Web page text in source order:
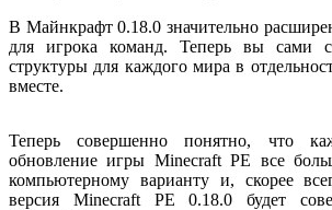
В Майнкрафт 0.18.0 значительно
для игрока команд. Теперь вы сами
структуры для каждого мира в
вместе.
Теперь совершенно понятно, что
обновление игры Minecraft РЕ все
компьютерному варианту и, скорее
версия Minecraft РЕ 0.18.0 будет